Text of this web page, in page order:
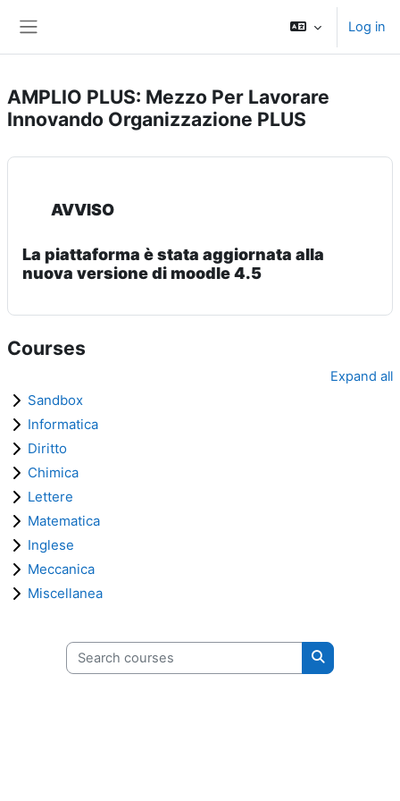
Log in
AMPLIO PLUS: Mezzo Per Lavorare
Innovando Organizzazione PLUS
AVVISO
La piattaforma è stata aggiornata alla
nuova versione di moodle 4.5
Courses
Expand all
Sandbox
Informatica
Diritto
Chimica
Lettere
Matematica
Inglese
Meccanica
Miscellanea
Search courses
Search